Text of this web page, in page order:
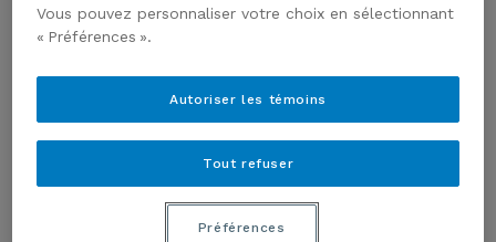
Vous pouvez personnaliser votre choix en sélectionnant
« Préférences ».
Tout refuser
Autoriser les témoins
Préférences